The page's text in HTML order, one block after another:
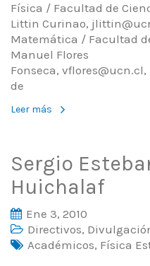
Física / Facultad de
Littin Curinao,
Matemática / Facultad
Manuel Flores
Fonseca,
de
Leer más
Sergio
Huichalaf
Ene 3, 2010
Directivos,
Académicos, Física